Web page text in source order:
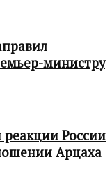
министру
России
Арцаха